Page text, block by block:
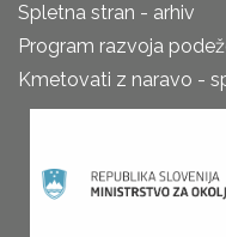
Spletna stran - arhiv
Program razvoja
Kmetovati z naravo -